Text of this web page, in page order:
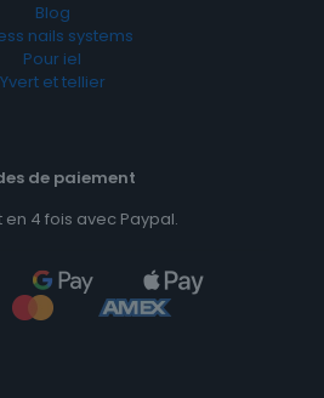
Blog
nails systems
Pour iel
Yvert et tellier
de paiement
en 4 fois avec Paypal.